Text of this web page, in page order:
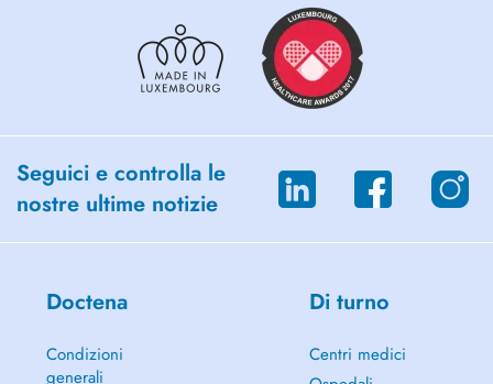
Seguici e controlla le
nostre ultime notizie
Doctena
Condizioni
generali
Di turno
Centri medici